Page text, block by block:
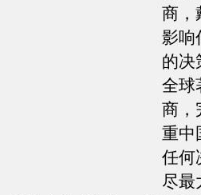
商，
影响
的决
全球
商，
重中
任何
尽最